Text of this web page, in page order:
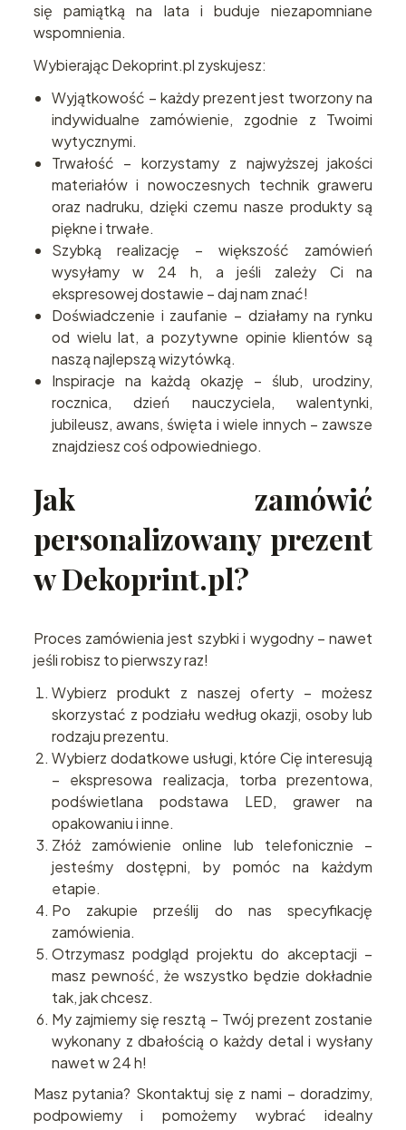
się pamiątką na lata i buduje niezapomniane
wspomnienia.
Wybierając Dekoprint.pl zyskujesz:
Wyjątkowość – każdy prezent jest tworzony na
indywidualne zamówienie, zgodnie z Twoimi
wytycznymi.
Trwałość – korzystamy z najwyższej jakości
materiałów i nowoczesnych technik graweru
oraz nadruku, dzięki czemu nasze produkty są
piękne i trwałe.
Szybką realizację – większość zamówień
wysyłamy w 24 h, a jeśli zależy Ci na
ekspresowej dostawie – daj nam znać!
Doświadczenie i zaufanie – działamy na rynku
od wielu lat, a pozytywne opinie klientów są
naszą najlepszą wizytówką.
Inspiracje na każdą okazję – ślub, urodziny,
rocznica, dzień nauczyciela, walentynki,
jubileusz, awans, święta i wiele innych – zawsze
znajdziesz coś odpowiedniego.
Jak zamówić
personalizowany prezent
w Dekoprint.pl?
Proces zamówienia jest szybki i wygodny – nawet
jeśli robisz to pierwszy raz!
Wybierz produkt z naszej oferty – możesz
skorzystać z podziału według okazji, osoby lub
rodzaju prezentu.
Wybierz dodatkowe usługi, które Cię interesują
– ekspresowa realizacja, torba prezentowa,
podświetlana podstawa LED, grawer na
opakowaniu i inne.
Złóż zamówienie online lub telefonicznie –
jesteśmy dostępni, by pomóc na każdym
etapie.
Po zakupie prześlij do nas specyfikację
zamówienia.
Otrzymasz podgląd projektu do akceptacji –
masz pewność, że wszystko będzie dokładnie
tak, jak chcesz.
My zajmiemy się resztą – Twój prezent zostanie
wykonany z dbałością o każdy detal i wysłany
nawet w 24 h!
Masz pytania? Skontaktuj się z nami – doradzimy,
podpowiemy i pomożemy wybrać idealny